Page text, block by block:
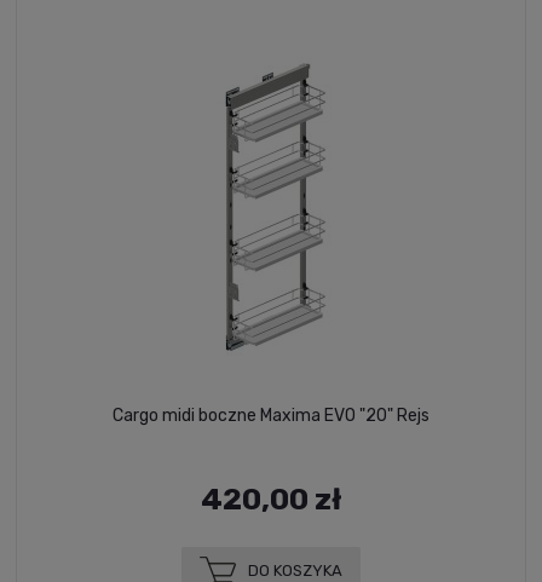
Cargo midi boczne Maxima EVO "20" Rejs
420,00 zł
DO KOSZYKA